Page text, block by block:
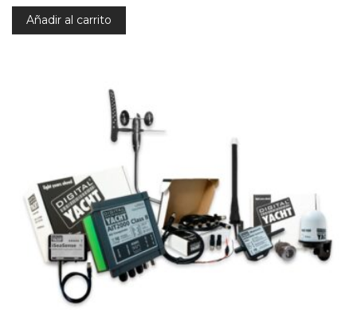
Añadir al carrito